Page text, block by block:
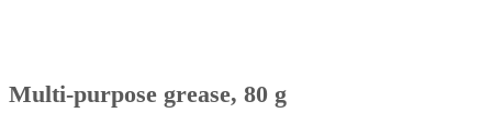
Multi-purpose grease, 80 g